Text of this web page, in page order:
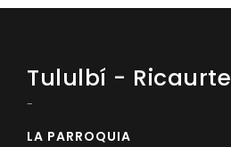
Tululbí - Ricaurte
-
LA PARROQUIA